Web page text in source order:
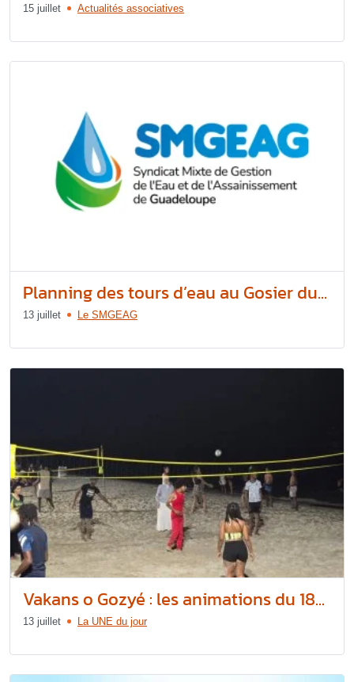
15 juillet Actualités associatives
Planning des tours d’eau au Gosier du...
13 juillet Le SMGEAG
Vakans o Gozyé : les animations du 18...
13 juillet La UNE du jour